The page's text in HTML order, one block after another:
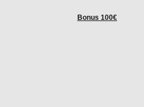
Bonus 100€